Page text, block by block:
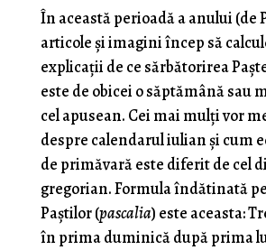
În această perioadă a anului (de
articole și imagini încep să
explicații de ce sărbătorirea
este de obicei o săptămână sau
cel apusean. Cei mai mulți vor
despre calendarul iulian și cum
de primăvară este diferit de cel
gregorian. Formula îndătinată
Paștilor (pascalia) este aceasta:
în prima duminică după prima